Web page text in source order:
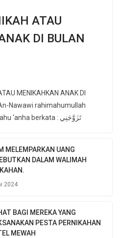
ATAU
DI BULAN
MENIKAHKAN ANAK DI
Nawawi rahimahumullah
Ta’ala Dari Aisyah radhiyallahu ‘anha berkata : تَزَوَّجَنِي
MELEMPARKAN UANG
DALAM WALIMAH
2024
BAGI MEREKA YANG
PESTA PERNIKAHAN
MEWAH